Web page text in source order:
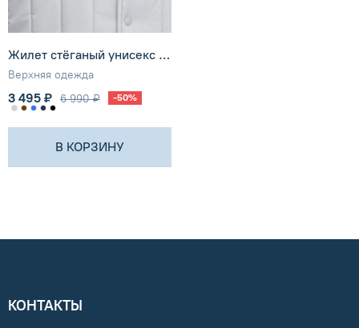
Жилет cтёганый унисекс SHU
Верхняя одежда
3 495 ₽ 6 990 ₽ -50%
В КОРЗИНУ
КОНТАКТЫ